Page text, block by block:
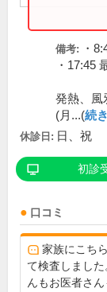
備考:
・
・17:45
発熱、風
(月...(続
休診日: 日、祝
初診
口コミ
家族にこち
て検査しました
んもお医者さ